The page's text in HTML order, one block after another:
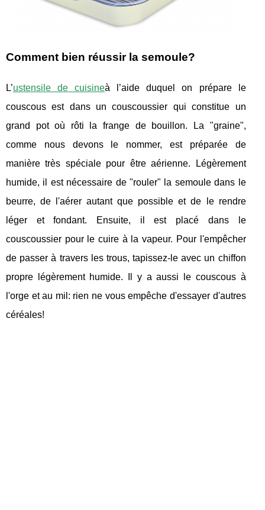
Comment bien réussir la semoule?
L’ustensile de cuisineà l’aide duquel on prépare le
couscous est dans un couscoussier qui constitue un
grand pot où rôti la frange de bouillon. La "graine",
comme nous devons le nommer, est préparée de
manière très spéciale pour être aérienne. Légèrement
humide, il est nécessaire de "rouler" la semoule dans le
beurre, de l'aérer autant que possible et de le rendre
léger et fondant. Ensuite, il est placé dans le
couscoussier pour le cuire à la vapeur. Pour l'empêcher
de passer à travers les trous, tapissez-le avec un chiffon
propre légèrement humide. Il y a aussi le couscous à
l'orge et au mil: rien ne vous empêche d'essayer d'autres
céréales!